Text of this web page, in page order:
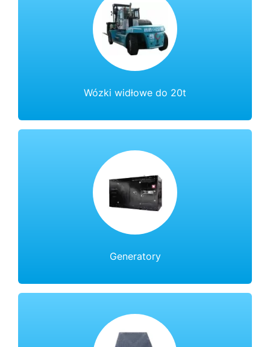
Wózki widłowe do 20t
Generatory